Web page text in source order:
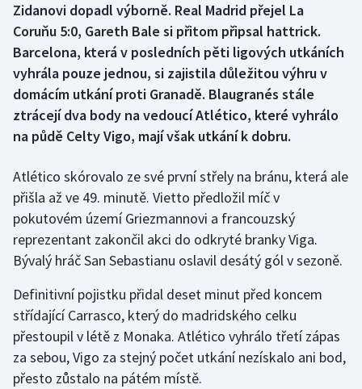
Box
Curling
Dostihy
Florbal
Futsal
Golf
Gymnastika
Jezdectví
Judo
Zidanovi dopadl výborně. Real Madrid přejel La
Coruňu 5:0, Gareth Bale si přitom připsal hattrick.
Barcelona, která v posledních pěti ligových utkáních
vyhrála pouze jednou, si zajistila důležitou výhru v
domácím utkání proti Granadě. Blaugranés stále
ztrácejí dva body na vedoucí Atlético, které vyhrálo
na půdě Celty Vigo, mají však utkání k dobru.
Atlético skórovalo ze své první střely na bránu, která ale
přišla až ve 49. minutě. Vietto předložil míč v
pokutovém území Griezmannovi a francouzský
reprezentant zakončil akci do odkryté branky Viga.
Bývalý hráč San Sebastianu oslavil desátý gól v sezoně.
Definitivní pojistku přidal deset minut před koncem
střídající Carrasco, který do madridského celku
přestoupil v létě z Monaka. Atlético vyhrálo třetí zápas
za sebou, Vigo za stejný počet utkání nezískalo ani bod,
přesto zůstalo na pátém místě.